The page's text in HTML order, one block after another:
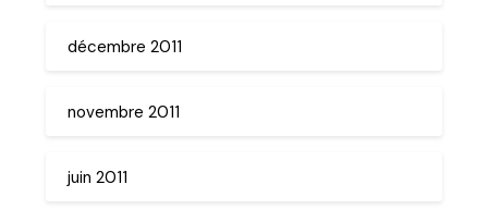
décembre 2011
novembre 2011
juin 2011